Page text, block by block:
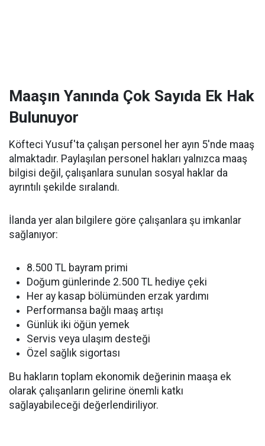
Maaşın Yanında Çok Sayıda Ek Hak
Bulunuyor
Köfteci Yusuf'ta çalışan personel her ayın 5'nde maaş
almaktadır. Paylaşılan personel hakları yalnızca maaş
bilgisi değil, çalışanlara sunulan sosyal haklar da
ayrıntılı şekilde sıralandı.
İlanda yer alan bilgilere göre çalışanlara şu imkanlar
sağlanıyor:
8.500 TL bayram primi
Doğum günlerinde 2.500 TL hediye çeki
Her ay kasap bölümünden erzak yardımı
Performansa bağlı maaş artışı
Günlük iki öğün yemek
Servis veya ulaşım desteği
Özel sağlık sigortası
Bu hakların toplam ekonomik değerinin maaşa ek
olarak çalışanların gelirine önemli katkı
sağlayabileceği değerlendiriliyor.